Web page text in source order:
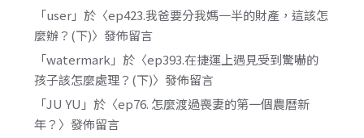
「user」於〈ep423.我爸要分我媽一半的財產，這該怎
麼辦？(下)〉發佈留言
「watermark 」於〈ep393.在捷運上遇見受到驚嚇的
孩子該怎麼處理？(下)〉發佈留言
「JU YU 」於〈ep76. 怎麼渡過喪妻的第一個農曆新
年？ 〉發佈留言